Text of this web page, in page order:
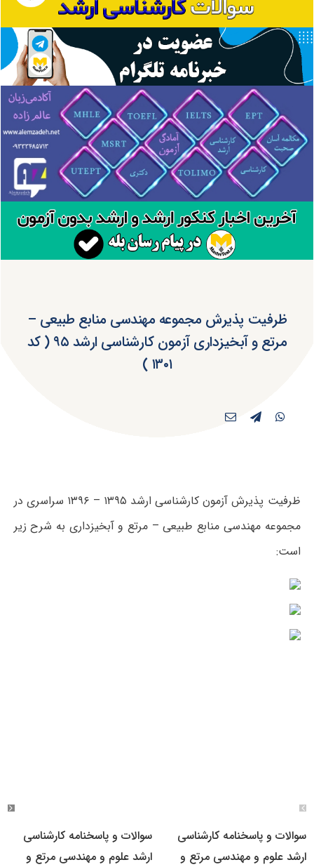
ظرفیت پذیرش مجموعه مهندسی منابع طبیعی –
مرتع و آبخیزداری آزمون کارشناسی ارشد ۹۵ ( کد
۱۳۰۱ )
ظرفیت پذیرش آزمون کارشناسی ارشد ۱۳۹۵ – ۱۳۹۶ سراسری در
مجموعه مهندسی منابع طبیعی – مرتع و آبخیزداری به شرح زیر
است:
سوالات و پاسخنامه کارشناسی
ارشد علوم و مهندسی مرتع و
سوالات و پاسخنامه کارشناسی
ارشد علوم و مهندسی مرتع و